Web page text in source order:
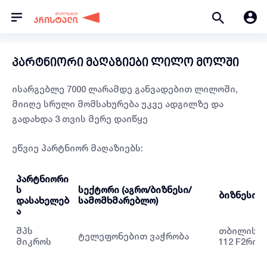
პარტნიორი მაღაზიები ლილო მოლში
ისარგებლე 7000 ლარამდე განვადებით ლილოში,
მიიღე სრული მომსახურება უკვე ადგილზე და
გადახდა 3 თვის მერე დაიწყე
ეწვიე პარტნიორ მაღაზიებს:
პარტნიორი
ს
დასახელებ
ა
სექტორი (აგრო/ბიზნესი/
სამომხმარებლო)
შპს
მიკროს
ტელეფონებით ვაჭრობა
თბილისი,
112